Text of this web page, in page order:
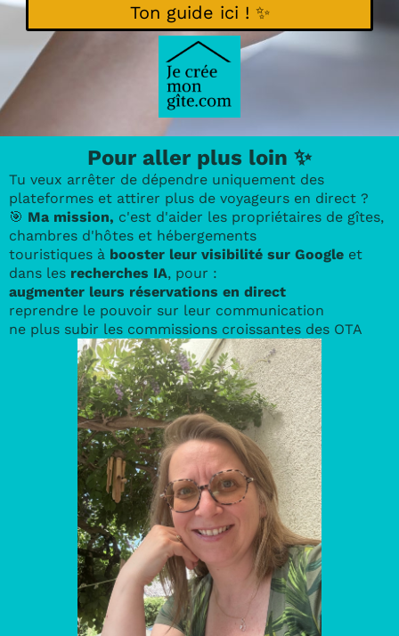
Ton guide ici ! ✨
Pour aller plus loin ✨
Tu veux arrêter de dépendre uniquement des
plateformes et attirer plus de voyageurs en direct ?
🎯 Ma mission, c'est d'aider les propriétaires de gîtes,
chambres d'hôtes et hébergements
touristiques à booster leur visibilité sur Google et
dans les recherches IA, pour :
augmenter leurs réservations en direct
reprendre le pouvoir sur leur communication
ne plus subir les commissions croissantes des OTA